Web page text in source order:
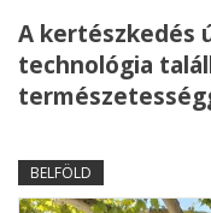
A kertészkedés
technológia
BELFÖLD